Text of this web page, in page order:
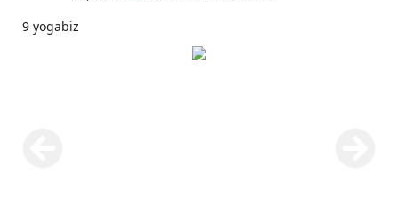
9 yogabiz